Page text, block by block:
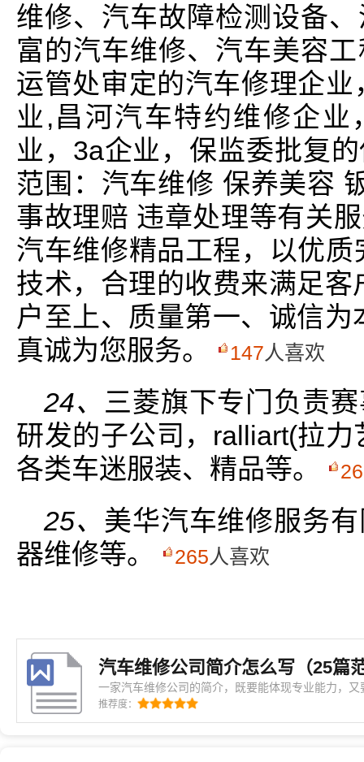
维修、汽车故障检测设备
富的汽车维修、汽车美容
运管处审定的汽车修理企
业,昌河汽车特约维修企业
业，3a企业，保监委批复
范围：汽车维修 保养美容
事故理赔 违章处理等有关
汽车维修精品工程，以优
技术，合理的收费来满足客
户至上、质量第一、诚信
真诚为您服务。
147人喜欢
24、 三菱旗下专门负责
研发的子公司，ralliart(拉
各类车迷服装、精品等。
26
25、 美华汽车维修服务
器维修等。
265人喜欢
汽车维修公司简介怎么写（25篇
一家汽车维修公司的简介，既要能体现专业能力，
理念。写这样的简介时，可以从以下几个方面入手
背景。比如，这家公司在什么时候成立的，由什么
推荐度：